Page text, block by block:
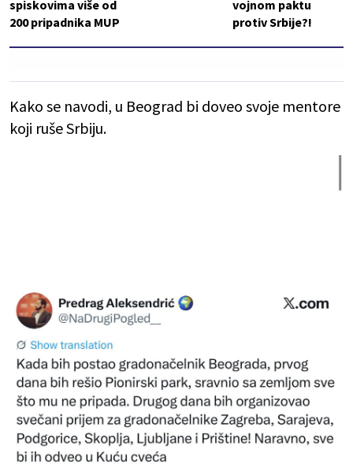
spiskovima više od
200 pripadnika MUP
vojnom paktu
protiv Srbije?!
Kako se navodi, u Beograd bi doveo svoje mentore
koji ruše Srbiju.